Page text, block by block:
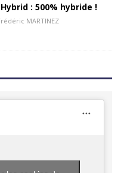
: 500% hybride !
MARTINEZ